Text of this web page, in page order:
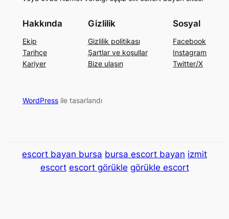
Hakkında
Ekip
Tarihçe
Kariyer
Gizlilik
Gizlilik politikası
Şartlar ve koşullar
Bize ulaşın
Sosyal
Facebook
Instagram
Twitter/X
WordPressile tasarlandı
escort bayan bursa bursa escort bayan izmit
escort escort görükle görükle escort